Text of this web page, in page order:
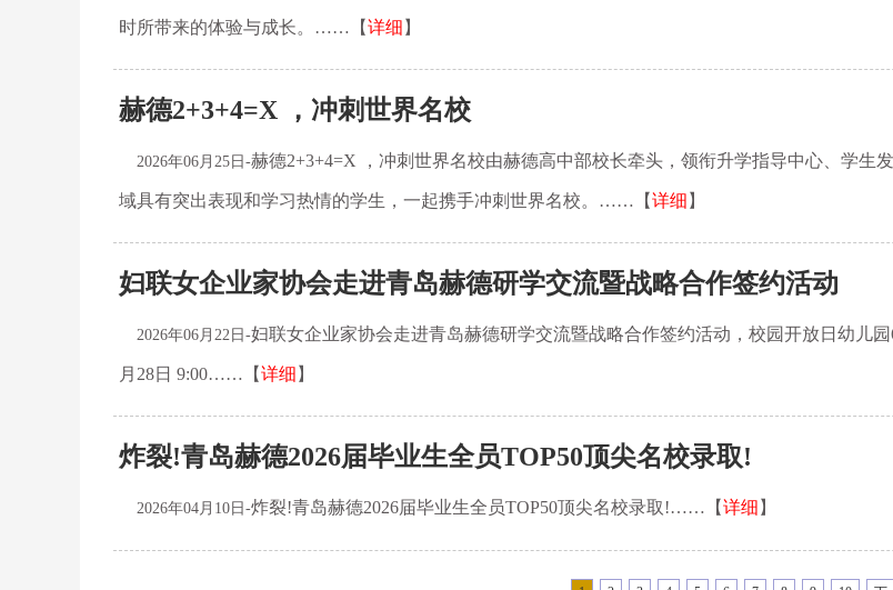
时所带来的体验与成长。……【详细 】
赫德2+3+4=X ，冲刺世界名校
2026年06月25日-赫德2+3+4=X ，冲刺世界名校由赫德高中部校长牵头，领衔升学指导中心、学生
域具有突出表现和学习热情的学生，一起携手冲刺世界名校。……【详细 】
妇联女企业家协会走进青岛赫德研学交流暨战略合作签约活动
2026年06月22日-妇联女企业家协会走进青岛赫德研学交流暨战略合作签约活动，校园开放日幼儿园
月28日 9:00……【详细 】
炸裂!青岛赫德2026届毕业生全员TOP50顶尖名校录取!
2026年04月10日-炸裂!青岛赫德2026届毕业生全员TOP50顶尖名校录取!……【详细 】